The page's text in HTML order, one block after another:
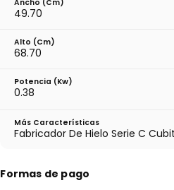
Ancho (cm)
49.70
Alto (cm)
68.70
Potencia (Kw)
0.38
Más Características
Fabricador De Hielo Serie C
Formas de pago